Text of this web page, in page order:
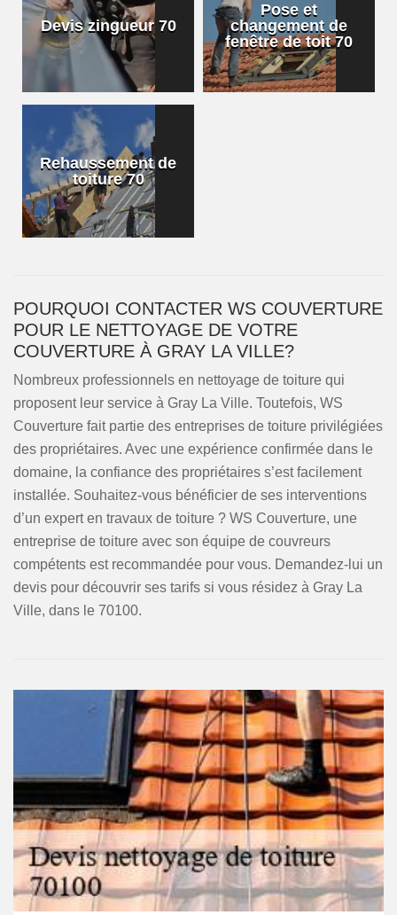
Devis zingueur 70
Pose et
changement de
fenêtre de toit 70
Rehaussement de
toiture 70
POURQUOI CONTACTER WS COUVERTURE
POUR LE NETTOYAGE DE VOTRE
COUVERTURE À GRAY LA VILLE?
Nombreux professionnels en nettoyage de toiture qui
proposent leur service à Gray La Ville. Toutefois, WS
Couverture fait partie des entreprises de toiture privilégiées
des propriétaires. Avec une expérience confirmée dans le
domaine, la confiance des propriétaires s’est facilement
installée. Souhaitez-vous bénéficier de ses interventions
d’un expert en travaux de toiture ? WS Couverture, une
entreprise de toiture avec son équipe de couvreurs
compétents est recommandée pour vous. Demandez-lui un
devis pour découvrir ses tarifs si vous résidez à Gray La
Ville, dans le 70100.